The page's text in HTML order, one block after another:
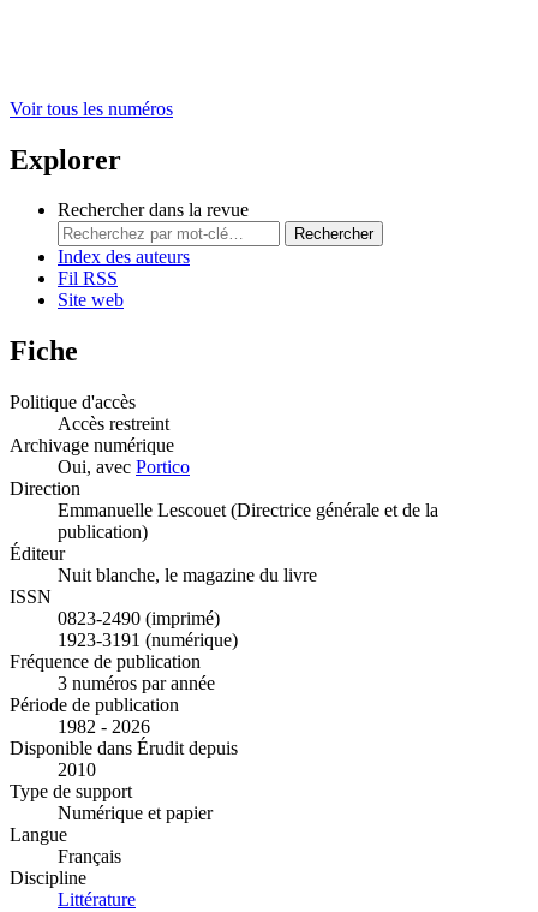
Voir tous les numéros
Explorer
Rechercher dans la revue
Rechercher
Index des auteurs
Fil RSS
Site web
Fiche
Politique d'accès
Accès restreint
Archivage numérique
Oui, avec Portico
Direction
Emmanuelle Lescouet (Directrice générale et de la
publication)
Éditeur
Nuit blanche, le magazine du livre
ISSN
0823-2490 (imprimé)
1923-3191 (numérique)
Fréquence de publication
3 numéros par année
Période de publication
1982 - 2026
Disponible dans Érudit depuis
2010
Type de support
Numérique et papier
Langue
Français
Discipline
Littérature